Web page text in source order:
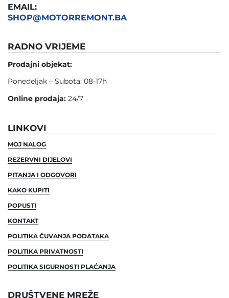
EMAIL:
SHOP@MOTORREMONT.BA
RADNO VRIJEME
Prodajni objekat:
Ponedeljak – Subota: 08-17h
Online prodaja: 24/7
LINKOVI
MOJ NALOG
REZERVNI DIJELOVI
PITANJA I ODGOVORI
KAKO KUPITI
POPUSTI
KONTAKT
POLITIKA ČUVANJA PODATAKA
POLITIKA PRIVATNOSTI
POLITIKA SIGURNOSTI PLAĆANJA
DRUŠTVENE MREŽE